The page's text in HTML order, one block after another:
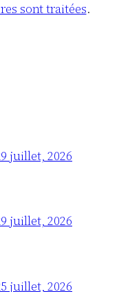
sont traitées.
juillet, 2026
juillet, 2026
juillet, 2026